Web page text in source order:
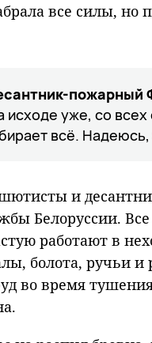
все силы, но
пожарный
исходе уже, со
всё.
и
Белоруссии.
работают в
болота, ручьи и
во время